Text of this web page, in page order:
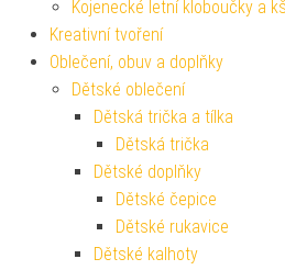
Kojenecké letní kloboučky a
Kreativní tvoření
Oblečení, obuv a doplňky
Dětské oblečení
Dětská trička a tílka
Dětská trička
Dětské doplňky
Dětské čepice
Dětské rukavice
Dětské kalhoty